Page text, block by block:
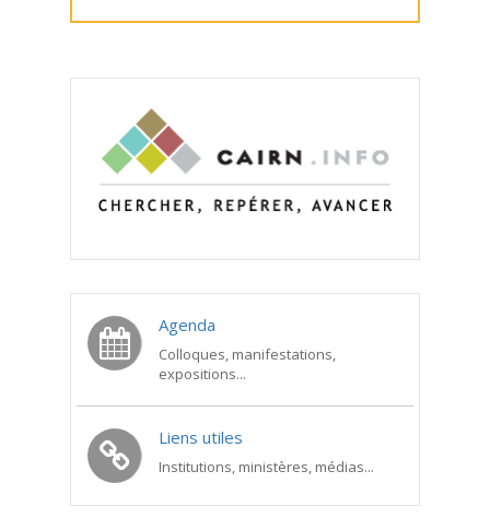
Agenda
Colloques, manifestations,
expositions...
Liens utiles
Institutions, ministères, médias...